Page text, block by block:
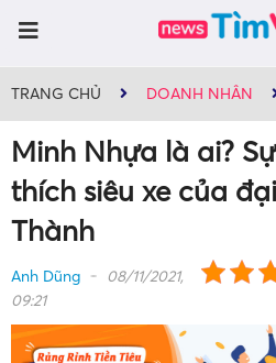
TRANG CHỦ DOANH NHÂN
Minh Nhựa là ai?
thích siêu xe của
Thành
Anh Dũng
08/11/2021,
09:21